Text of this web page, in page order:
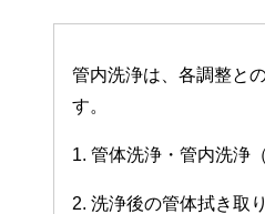
管内洗浄は、各調整と
す。
1. 管体洗浄・管内洗浄
2. 洗浄後の管体拭き取